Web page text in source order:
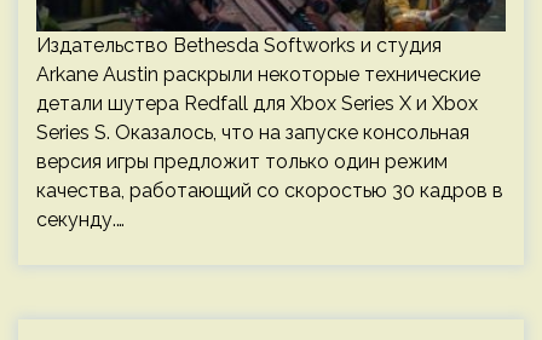
Издательство Bethesda Softworks и студия
Arkane Austin раскрыли некоторые технические
детали шутера Redfall для Xbox Series X и Xbox
Series S. Оказалось, что на запуске консольная
версия игры предложит только один режим
качества, работающий со скоростью 30 кадров в
секунду.…